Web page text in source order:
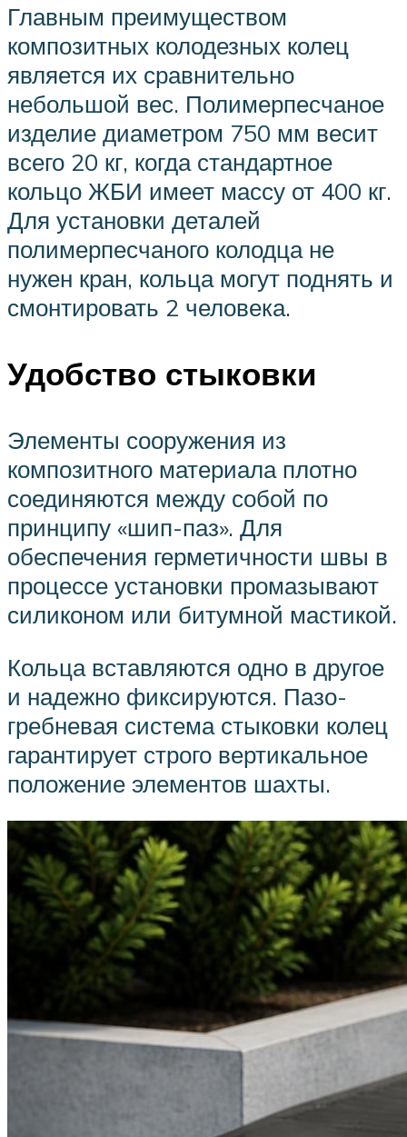
Главным преимуществом
композитных колодезных колец
является их сравнительно
небольшой вес. Полимерпесчаное
изделие диаметром 750 мм весит
всего 20 кг, когда стандартное
кольцо ЖБИ имеет массу от 400 кг.
Для установки деталей
полимерпесчаного колодца не
нужен кран, кольца могут поднять и
смонтировать 2 человека.
Удобство стыковки
Элементы сооружения из
композитного материала плотно
соединяются между собой по
принципу «шип-паз». Для
обеспечения герметичности швы в
процессе установки промазывают
силиконом или битумной мастикой.
Кольца вставляются одно в другое
и надежно фиксируются. Пазо-
гребневая система стыковки колец
гарантирует строго вертикальное
положение элементов шахты.